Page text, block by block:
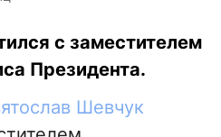
с заместителем
Президента.
Шевчук